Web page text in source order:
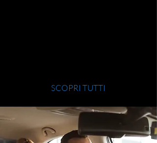
SCOPRI TUTTI